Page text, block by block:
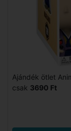
Ajándék ötlet
csak 3690 Ft